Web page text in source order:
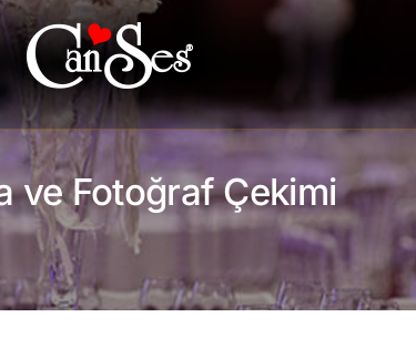
ve Fotoğraf Çekimi